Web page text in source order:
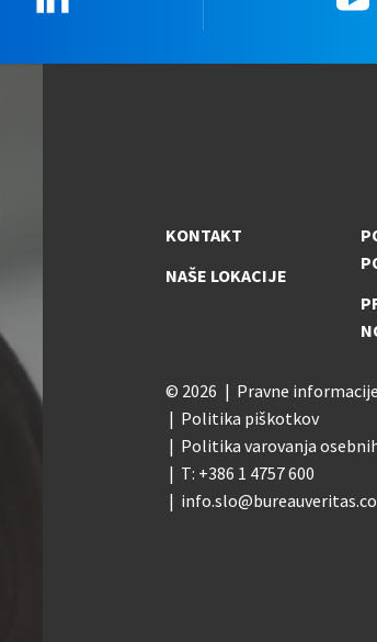
KONTAKT
NAŠE LOKACIJE
© 2026
Pravne informacije
Politika piškotkov
Politika varovanja
T: +386 1 4757 600